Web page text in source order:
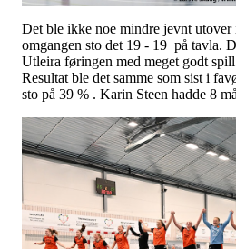
Det ble ikke noe mindre jevnt
omgangen sto det 19 - 19 på tavla.
Utleira føringen med meget godt
Resultat ble det samme som sist i
sto på 39 % . Karin Steen hadde 8